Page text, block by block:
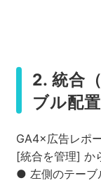
2. 統合
ブル配置
GA4×広告レポ
[統合を管理] か
● 左側のテーブ